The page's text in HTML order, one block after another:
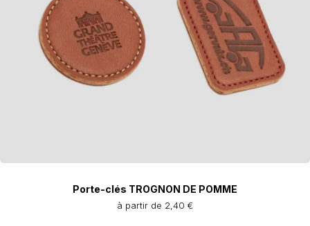
Porte-clés TROGNON DE POMME
à partir de 2,40 €